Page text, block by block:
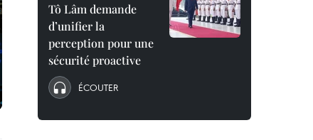
Tô Lâm demande
d’unifier la
perception pour une
sécurité proactive
ÉCOUTER